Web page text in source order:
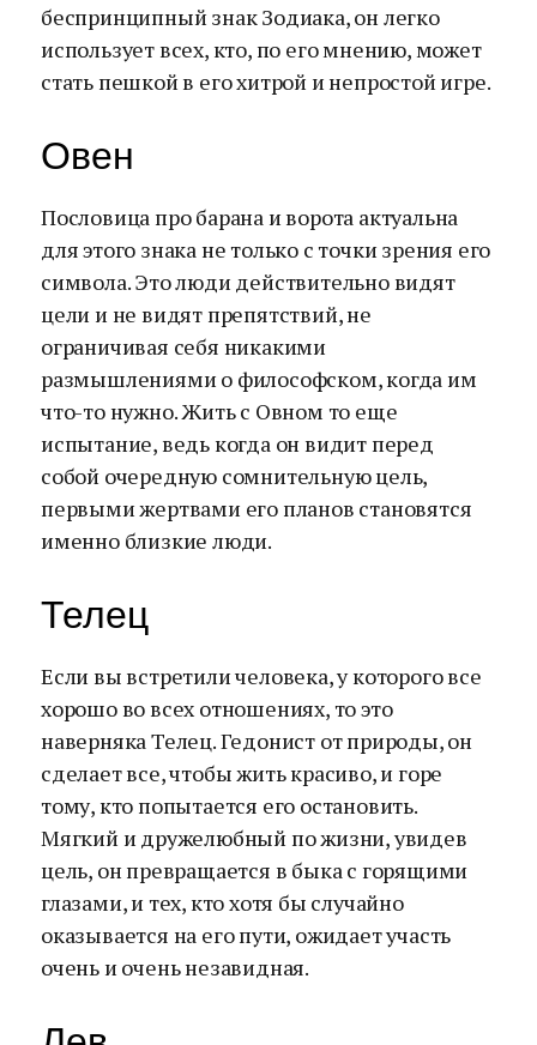
беспринципный знак Зодиака, он легко
использует всех, кто, по его мнению, может
стать пешкой в его хитрой и непростой игре.
Овен
Пословица про барана и ворота актуальна
для этого знака не только с точки зрения его
символа. Это люди действительно видят
цели и не видят препятствий, не
ограничивая себя никакими
размышлениями о философском, когда им
что-то нужно. Жить с Овном то еще
испытание, ведь когда он видит перед
собой очередную сомнительную цель,
первыми жертвами его планов становятся
именно близкие люди.
Телец
Если вы встретили человека, у которого все
хорошо во всех отношениях, то это
наверняка Телец. Гедонист от природы, он
сделает все, чтобы жить красиво, и горе
тому, кто попытается его остановить.
Мягкий и дружелюбный по жизни, увидев
цель, он превращается в быка с горящими
глазами, и тех, кто хотя бы случайно
оказывается на его пути, ожидает участь
очень и очень незавидная.